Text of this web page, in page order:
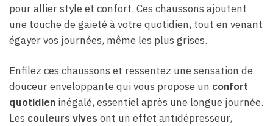
pour allier style et confort. Ces chaussons ajoutent
une touche de gaieté à votre quotidien, tout en venant
égayer vos journées, même les plus grises.
Enfilez ces chaussons et ressentez une sensation de
douceur enveloppante qui vous propose un confort
quotidien inégalé, essentiel après une longue journée.
Les couleurs vives ont un effet antidépresseur,